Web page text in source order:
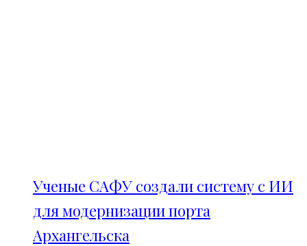
Ученые САФУ создали систему с ИИ
для модернизации порта
Архангельска